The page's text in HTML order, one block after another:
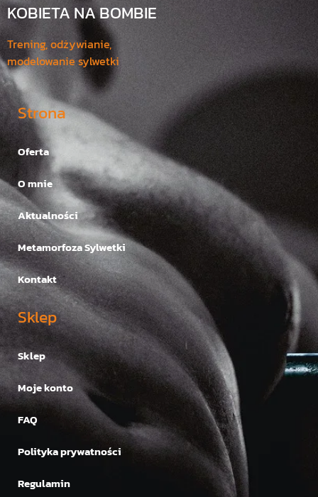
KOBIETA NA BOMBIE
Trening, odżywianie,
modelowanie sylwetki
Strona
Oferta
O mnie
Aktualności
Metamorfoza Sylwetki
Kontakt
Sklep
Sklep
Moje konto
FAQ
Polityka prywatności
Regulamin